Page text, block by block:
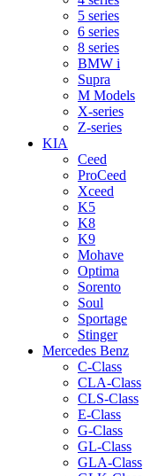
5 series
6 series
8 series
BMW i
Supra
M Models
X-series
Z-series
KIA
Ceed
ProCeed
Xceed
K5
K8
K9
Mohave
Optima
Sorento
Soul
Sportage
Stinger
Mercedes Benz
C-Class
CLA-Class
CLS-Class
E-Class
G-Class
GL-Class
GLA-Class